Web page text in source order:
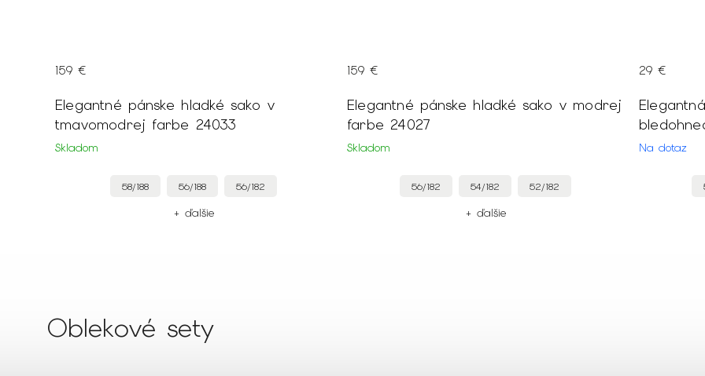
Elegantné pánske hladké sako v modrej
farbe 24027
Skladom
56/182 54/182
+ ďalšie
Elegantná pánska obleková vesta v
bledohnedej farbe 24020
Na dotaz
56/182 54/182
+ ďalšie
Na
Oblekové sety